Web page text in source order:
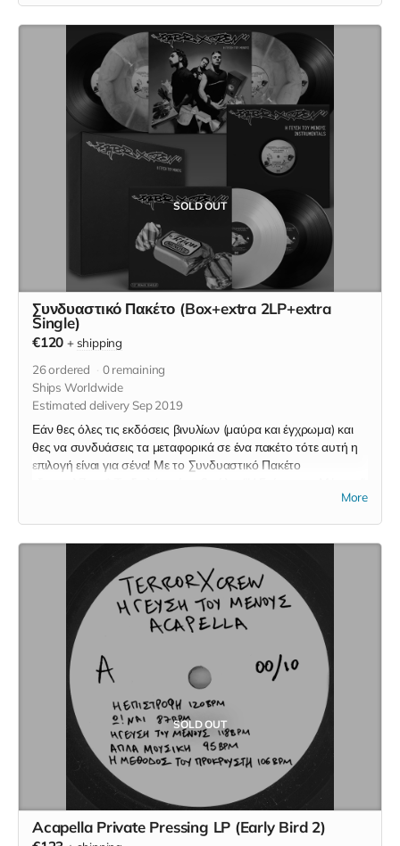
αριθμημένη επετειακή κασετίνα (που περιέχει τα παρακάτω) *
Το διπλό έγχρωμο βινύλιο "Η Γεύση του Μένους" (2LP) * To
διπλό μαύρο βινύλιο "Η Γεύση του Μένους - Instrumentals"
(2LP) * Το λεύκό βινύλιο "Η Γεύση του Μένους" (12" Remix
Maxi Single) Το όνομα που θα γραφτεί στα ευχαριστήρια του
δίσκου είναι αυτό που θα δηλώσετε στο πεδίο "Your Name"
που μπορεί να είναι διαφορετικό από το όνομα παραλήπτη
(shipping name). Οι αριθμοί που θα δοθούν με αυτή την
επιλογή θα ξεκινoύν από το 020 και θα τηρηθεί σειρά
SOLD OUT
Συνδυαστικό Πακέτο (Box+extra 2LP+extra
Single)
€120 + shipping
26ordered 0remaining
Ships Worldwide
Estimated delivery Sep 2019
Εάν θες όλες τις εκδόσεις βινυλίων (μαύρα και έγχρωμα) και
θες να συνδυάσεις τα μεταφορικά σε ένα πακέτο τότε αυτή η
επιλογή είναι για σένα! Με το Συνδυαστικό Πακέτο
(2LP) * Το μαύρο βινύλιο "Η Γεύση του Μένους" (12" Remix
του Μένους" (2LP) * To διπλό μαύρο βινύλιο "Η Γεύση του
Μένους - Instrumentals" (2LP) * Το λεύκό βινύλιο "Η Γεύση
του Μένους" (12" Remix Maxi Single)
More
SOLD OUT
Acapella Private Pressing LP (Early Bird 2)